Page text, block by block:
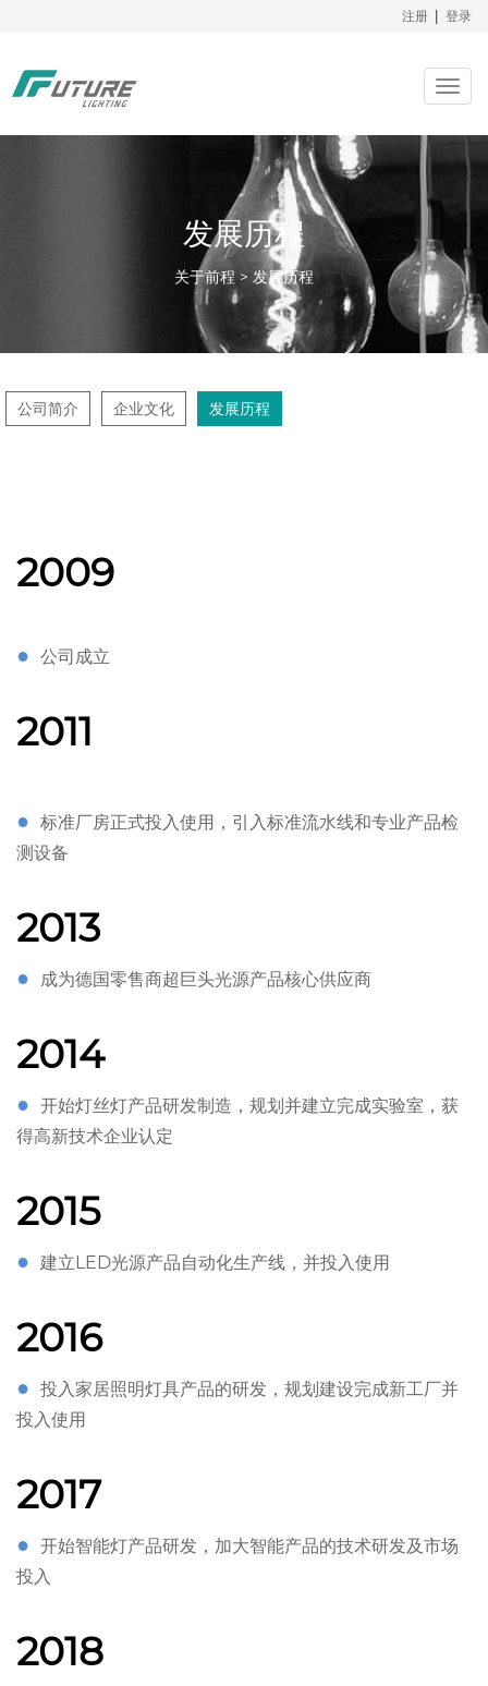
注册 登录
发展历程
关于前程 > 发展历程
公司简介 企业文化 发展历程
2009
● 公司成立
2011
● 标准厂房正式投入使用，引入标准流水线和专业产品检
测设备
2013
● 成为德国零售商超巨头光源产品核心供应商
2014
● 开始灯丝灯产品研发制造，规划并建立完成实验室，获
得高新技术企业认定
2015
● 建立LED光源产品自动化生产线，并投入使用
2016
● 投入家居照明灯具产品的研发，规划建设完成新工厂并
投入使用
2017
● 开始智能灯产品研发，加大智能产品的技术研发及市场
投入
2018